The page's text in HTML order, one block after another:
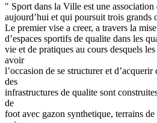
" Sport dans la Ville est une
aujourd’hui et qui poursuit trois grands
Le premier vise a creer, a travers la
d’espaces sportifs de qualite dans les
vie et de pratiques au cours desquels
avoir
l’occasion de se structurer et
des
infrastructures de qualite sont
de
foot avec gazon synthetique, terrains